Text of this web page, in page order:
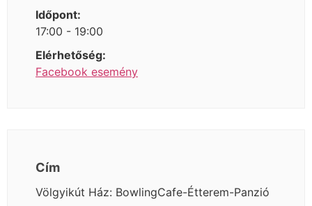
Időpont:
17:00 - 19:00
Elérhetőség:
Facebook esemény
Cím
Völgyikút Ház: BowlingCafe-Étterem-Panzió